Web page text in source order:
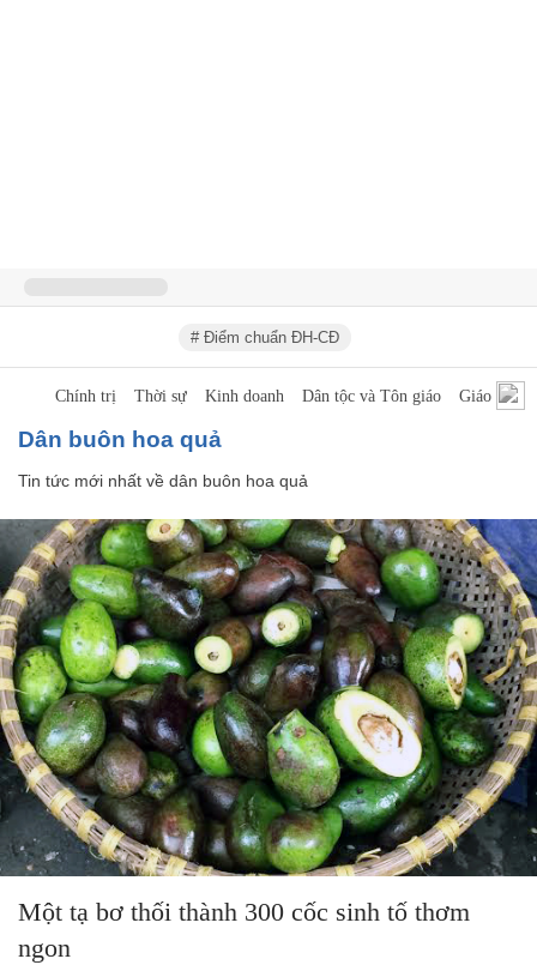
# Điểm chuẩn ĐH-CĐ
Chính trị Thời sự Kinh doanh Dân tộc và Tôn giáo Giáo dục
dân buôn hoa quả
Tin tức mới nhất về dân buôn hoa quả
Một tạ bơ thối thành 300 cốc sinh tố thơm
ngon